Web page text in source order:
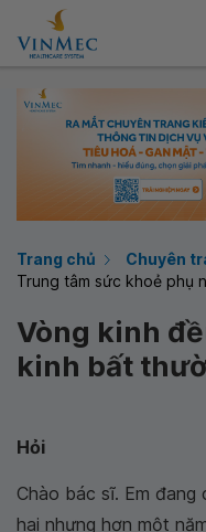
Trang chủ
Chuyên
Trung tâm sức khoẻ phụ
Vòng kinh
kinh bất
Hỏi
Chào bác sĩ. Em
hai nhưng hơn một